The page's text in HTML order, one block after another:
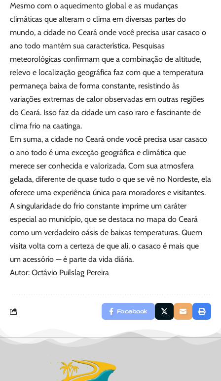
Mesmo com o aquecimento global e as mudanças
climáticas que alteram o clima em diversas partes do
mundo, a cidade no Ceará onde você precisa usar casaco o
ano todo mantém sua característica. Pesquisas
meteorológicas confirmam que a combinação de altitude,
relevo e localização geográfica faz com que a temperatura
permaneça baixa de forma constante, resistindo às
variações extremas de calor observadas em outras regiões
do Ceará. Isso faz da cidade um caso raro e fascinante de
clima frio na caatinga.
Em suma, a cidade no Ceará onde você precisa usar casaco
o ano todo é uma exceção geográfica e climática que
merece ser conhecida e valorizada. Com sua atmosfera
gelada, diferente de quase tudo o que se vê no Nordeste, ela
oferece uma experiência única para moradores e visitantes.
A singularidade do frio constante imprime um caráter
especial ao município, que se destaca no mapa do Ceará
como um verdadeiro oásis de baixas temperaturas. Quem
visita volta com a certeza de que ali, o casaco é mais que
um acessório — é parte da vida diária.
Autor: Octávio Puilslag Pereira
Facebook